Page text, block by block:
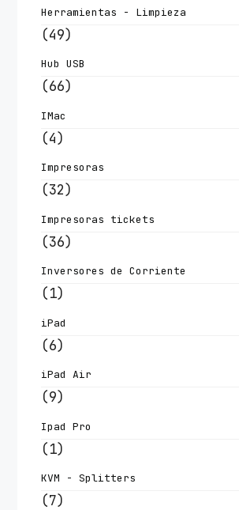
Herramientas - Limpieza
(49)
Hub USB
(66)
IMac
(4)
Impresoras
(32)
Impresoras tickets
(36)
Inversores de Corriente
(1)
iPad
(6)
iPad Air
(9)
Ipad Pro
(1)
KVM - Splitters
(7)